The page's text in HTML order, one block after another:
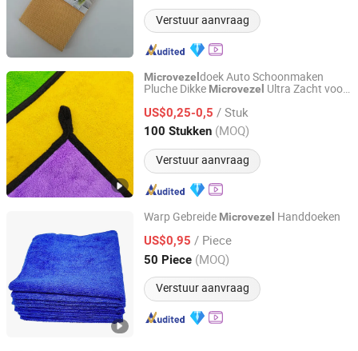
Verstuur aanvraag
Microvezel doek Auto Schoonmaken
Pluche Dikke Microvezel Ultra Zacht voor
Lussysteem
US$0,25-0,5 / Stuk
100 Stukken (MOQ)
Verstuur aanvraag
Hebei Hongjie International Trade Co., Ltd
Hebei, China Sinds 2025
Warp Gebreide Microvezel Handdoeken
US$0,95 / Piece
50 Piece (MOQ)
Verstuur aanvraag
Yuanshi County Zhengheng Textile Co., Ltd.
Hebei, China Sinds 2022